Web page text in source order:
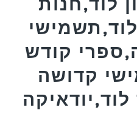
קודש
קדושה